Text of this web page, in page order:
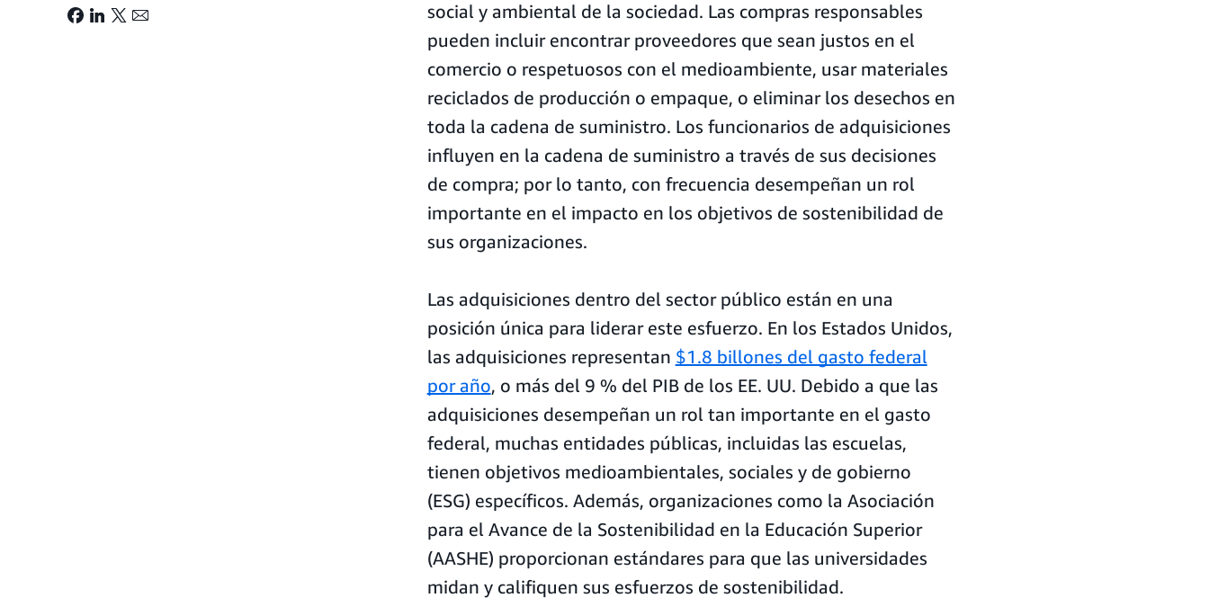
social y ambiental de la sociedad. Las compras responsables
pueden incluir encontrar proveedores que sean justos en el
comercio o respetuosos con el medioambiente, usar materiales
reciclados de producción o empaque, o eliminar los desechos en
toda la cadena de suministro. Los funcionarios de adquisiciones
influyen en la cadena de suministro a través de sus decisiones
de compra; por lo tanto, con frecuencia desempeñan un rol
importante en el impacto en los objetivos de sostenibilidad de
sus organizaciones.
Las adquisiciones dentro del sector público están en una
posición única para liderar este esfuerzo. En los Estados Unidos,
las adquisiciones representan $1.8 billones del gasto federal
por año, o más del 9 % del PIB de los EE. UU. Debido a que las
adquisiciones desempeñan un rol tan importante en el gasto
federal, muchas entidades públicas, incluidas las escuelas,
tienen objetivos medioambientales, sociales y de gobierno
(ESG) específicos. Además, organizaciones como la Asociación
para el Avance de la Sostenibilidad en la Educación Superior
(AASHE) proporcionan estándares para que las universidades
midan y califiquen sus esfuerzos de sostenibilidad.